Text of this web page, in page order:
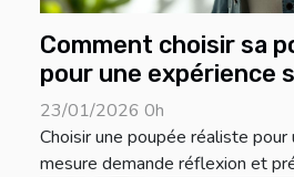
Comment choisir sa
pour une expérience
23/01/2026 0h
Choisir une poupée réaliste pour
mesure demande réflexion et